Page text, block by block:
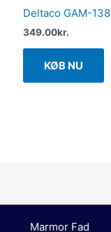
Deltaco GAM-138
349.00kr.
KØB NU
Marmor Fad